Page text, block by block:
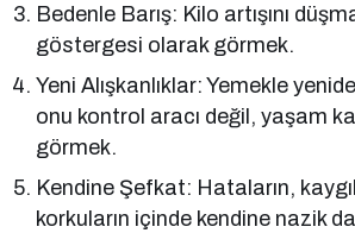
Bedenle Barış: Kilo artışını
göstergesi olarak görmek.
Yeni Alışkanlıklar: Yemekle
onu kontrol aracı değil, yaşam
görmek.
Kendine Şefkat: Hataların,
korkuların içinde kendine nazik